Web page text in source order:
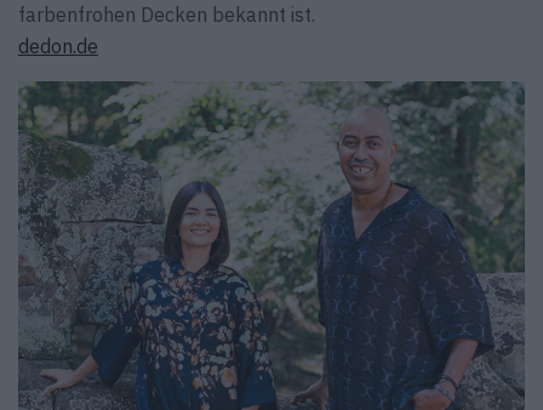
farbenfrohen Decken bekannt ist.
dedon.de